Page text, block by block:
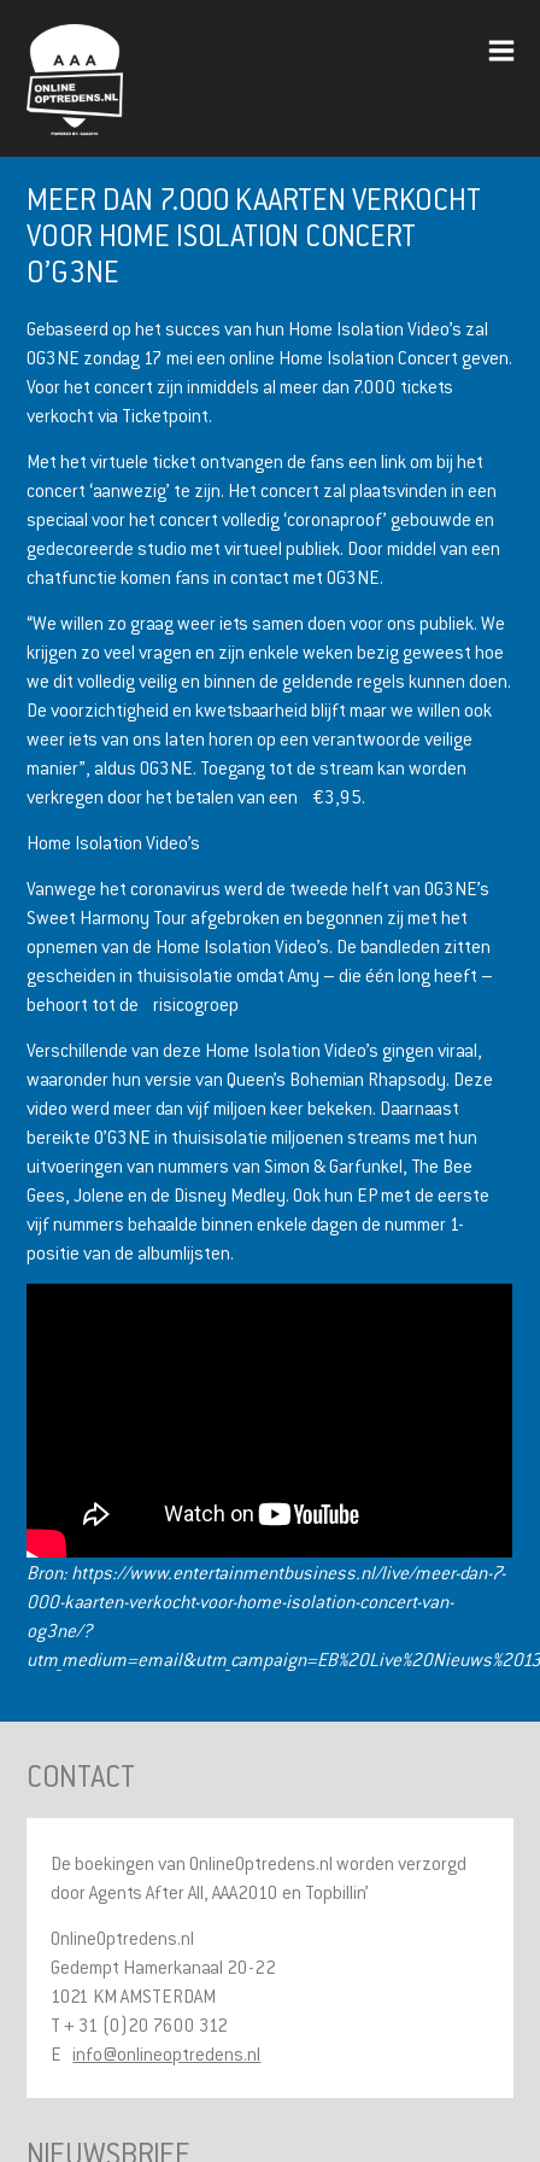
MEER DAN 7.000 KAARTEN VERKOCHT
VOOR HOME ISOLATION CONCERT
O’G3NE
Gebaseerd op het succes van hun Home Isolation Video’s zal
OG3NE zondag 17 mei een online Home Isolation Concert geven.
Voor het concert zijn inmiddels al meer dan 7.000 tickets
verkocht via Ticketpoint.
Met het virtuele ticket ontvangen de fans een link om bij het
concert ‘aanwezig’ te zijn. Het concert zal plaatsvinden in een
speciaal voor het concert volledig ‘coronaproof’ gebouwde en
gedecoreerde studio met virtueel publiek. Door middel van een
chatfunctie komen fans in contact met OG3NE.
“We willen zo graag weer iets samen doen voor ons publiek. We
krijgen zo veel vragen en zijn enkele weken bezig geweest hoe
we dit volledig veilig en binnen de geldende regels kunnen doen.
De voorzichtigheid en kwetsbaarheid blijft maar we willen ook
weer iets van ons laten horen op een verantwoorde veilige
manier”, aldus OG3NE. Toegang tot de stream kan worden
verkregen door het betalen van een €3,95.
Home Isolation Video’s
Vanwege het coronavirus werd de tweede helft van OG3NE’s
Sweet Harmony Tour afgebroken en begonnen zij met het
opnemen van de Home Isolation Video’s. De bandleden zitten
gescheiden in thuisisolatie omdat Amy – die één long heeft –
behoort tot de risicogroep
Verschillende van deze Home Isolation Video’s gingen viraal,
waaronder hun versie van Queen’s Bohemian Rhapsody. Deze
video werd meer dan vijf miljoen keer bekeken. Daarnaast
bereikte O’G3NE in thuisisolatie miljoenen streams met hun
uitvoeringen van nummers van Simon & Garfunkel, The Bee
Gees, Jolene en de Disney Medley. Ook hun EP met de eerste
vijf nummers behaalde binnen enkele dagen de nummer 1-
positie van de albumlijsten.
Bron: https://www.entertainmentbusiness.nl/live/meer-dan-7-
000-kaarten-verkocht-voor-home-isolation-concert-van-
og3ne/?
CONTACT
De boekingen van OnlineOptredens.nl worden verzorgd
door Agents After All, AAA2010 en Topbillin’
OnlineOptredens.nl
Gedempt Hamerkanaal 20-22
1021 KM AMSTERDAM
T + 31 (0)20 7600 312
E info@onlineoptredens.nl
NIEUWSBRIEF